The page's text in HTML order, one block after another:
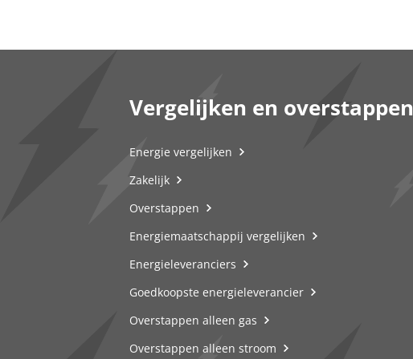
Vergelijken en overstappen
Energie vergelijken
Zakelijk
Overstappen
Energiemaatschappij vergelijken
Energieleveranciers
Goedkoopste energieleverancier
Overstappen alleen gas
Overstappen alleen stroom